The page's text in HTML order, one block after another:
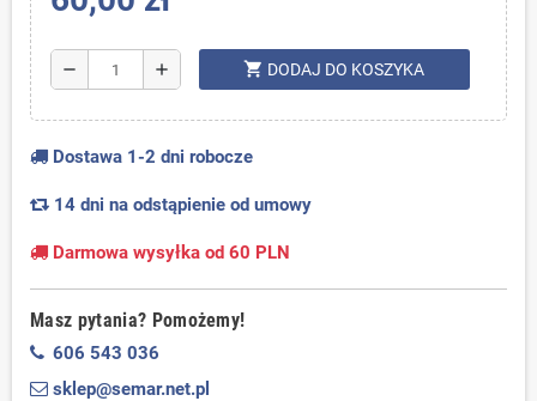
remove add shopping_cart DODAJ DO KOSZYKA
Dostawa 1-2 dni robocze
14 dni na odstąpienie od umowy
Darmowa wysyłka od 60 PLN
Masz pytania? Pomożemy!
606 543 036
sklep@semar.net.pl